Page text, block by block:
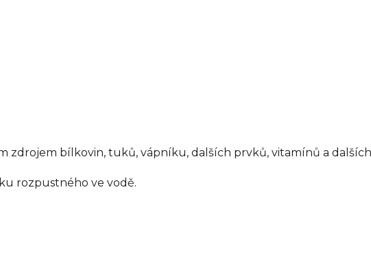
zdrojem bílkovin, tuků, vápníku, dalších prvků, vitamínů a
rozpustného ve vodě.